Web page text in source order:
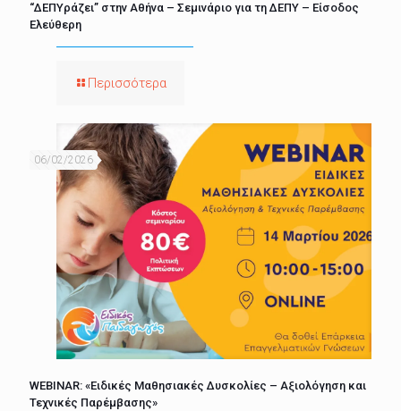
“ΔΕΠΥράζει” στην Αθήνα – Σεμινάριο για τη ΔΕΠΥ – Είσοδος
Ελεύθερη
Περισσότερα
06/02/2026
WEBINAR: «Ειδικές Μαθησιακές Δυσκολίες – Αξιολόγηση και
Τεχνικές Παρέμβασης»